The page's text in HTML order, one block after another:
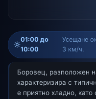
01:00 до
10:00
Усещане
3 км/ч.
Боровец, разположен
характеризира с
е приятно хладно,